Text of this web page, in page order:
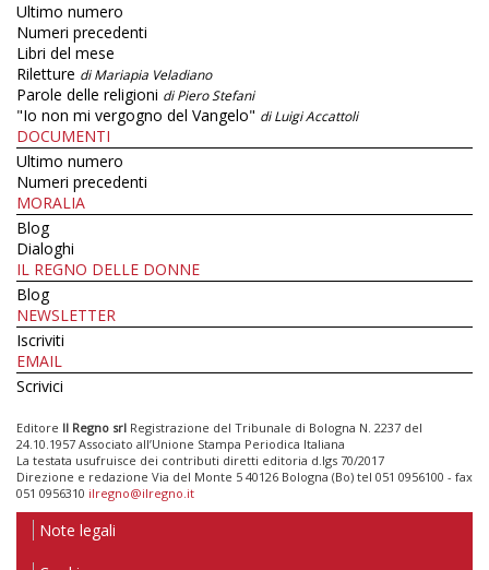
Ultimo numero
Numeri precedenti
Libri del mese
Riletture di Mariapia Veladiano
Parole delle religioni di Piero Stefani
"Io non mi vergogno del Vangelo" di Luigi Accattoli
DOCUMENTI
Ultimo numero
Numeri precedenti
MORALIA
Blog
Dialoghi
IL REGNO DELLE DONNE
Blog
NEWSLETTER
Iscriviti
EMAIL
Scrivici
Editore Il Regno srl Registrazione del Tribunale di Bologna N. 2237 del
24.10.1957 Associato all’Unione Stampa Periodica Italiana
La testata usufruisce dei contributi diretti editoria d.lgs 70/2017
Direzione e redazione Via del Monte 5 40126 Bologna (Bo) tel 051 0956100 - fax
051 0956310 ilregno@ilregno.it
Note legali